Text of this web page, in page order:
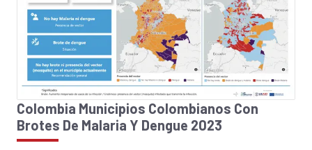
Colombia Municipios Colombianos Con
Brotes De Malaria Y Dengue 2023